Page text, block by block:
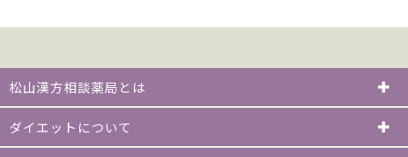
松山漢方相談薬局とは
ダイエットについて